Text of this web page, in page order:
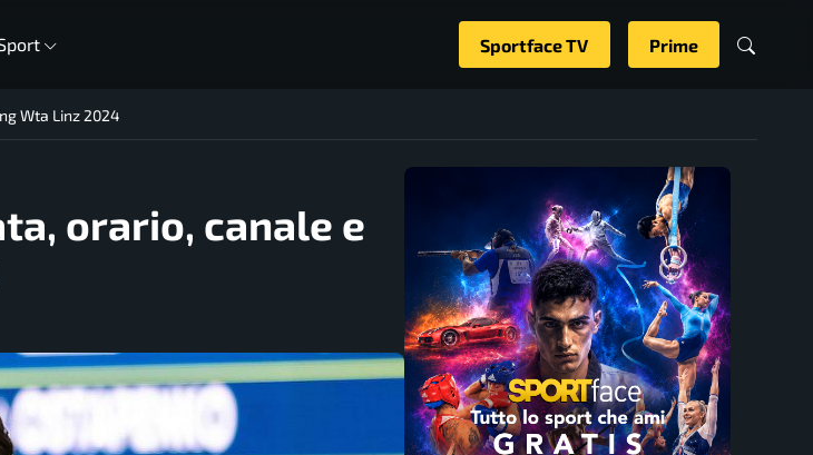
Sportface TV Prime
Wta Linz 2024
orario, canale e